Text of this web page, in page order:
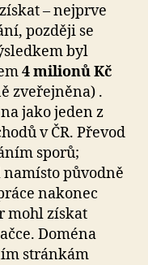
– nejprve
později se
byl
4 milionů Kč
zveřejněna) .
jako jeden z
v ČR. Převod
sporů;
namísto původně
nakonec
mohl získat
Doména
stránkám